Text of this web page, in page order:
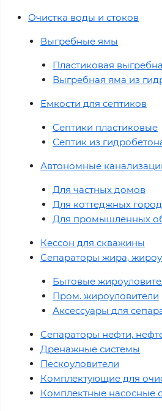
Очистка воды и стоков
Выгребные ямы
Пластиковая
Выгребная яма из
Емкости для септиков
Септики пластиковые
Септик из
Автономные
Для частных домов
Для коттеджных
Для промышленных
Кессон для скважины
Сепараторы жира,
Бытовые
Пром. жироуловители
Аксессуары для
Сепараторы нефти,
Дренажные системы
Пескоуловители
Комплектующие для
Комплектные насосные